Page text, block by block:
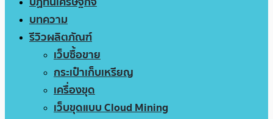
บทความ
รีวิวผลิตภัณฑ์
เว็บซื้อขาย
กระเป๋าเก็บเหรียญ
เครื่องขุด
เว็บขุดแบบ Cloud Mining